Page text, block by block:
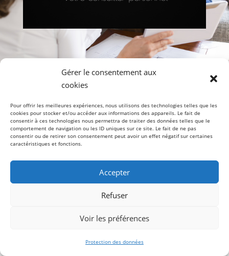
Gérer le consentement aux
cookies
Pour offrir les meilleures expériences, nous utilisons des technologies telles que les
cookies pour stocker et/ou accéder aux informations des appareils. Le fait de
consentir à ces technologies nous permettra de traiter des données telles que le
comportement de navigation ou les ID uniques sur ce site. Le fait de ne pas
consentir ou de retirer son consentement peut avoir un effet négatif sur certaines
caractéristiques et fonctions.
Accepter
Refuser
Voir les préférences
Protection des données
Votre abonnement gratuit à la Newsletter a
bien été pris en compte.

Copyright © 2026- Tout droit réservé - Mentions
légales